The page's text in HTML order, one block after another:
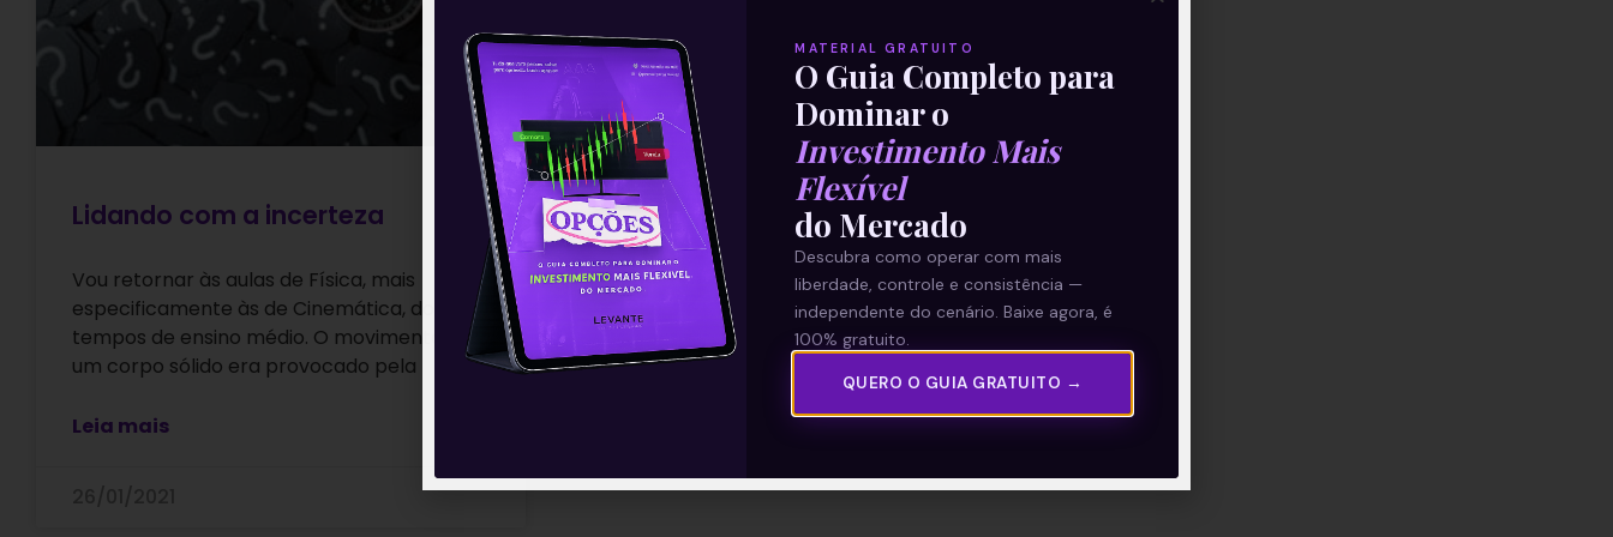
Lidando com a incerteza
Vou retornar às aulas de Física, mais
especificamente às de Cinemática, dos
tempos de ensino médio. O movimento de
um corpo sólido era provocado pela
Leia mais
MATERIAL GRATUITO
O Guia Completo para
Dominar o
Investimento Mais
Flexível
do Mercado
Descubra como operar com mais
liberdade, controle e consistência —
independente do cenário. Baixe agora, é
100% gratuito.
QUERO O GUIA GRATUITO →